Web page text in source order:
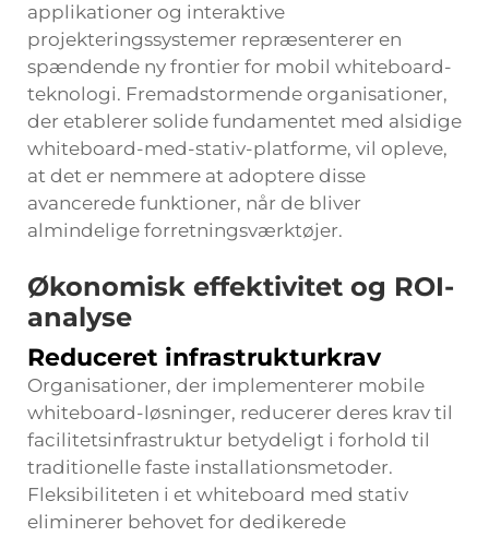
applikationer og interaktive
projekteringssystemer repræsenterer en
spændende ny frontier for mobil whiteboard-
teknologi. Fremadstormende organisationer,
der etablerer solide fundamentet med alsidige
whiteboard-med-stativ-platforme, vil opleve,
at det er nemmere at adoptere disse
avancerede funktioner, når de bliver
almindelige forretningsværktøjer.
Økonomisk effektivitet og ROI-
analyse
Reduceret infrastrukturkrav
Organisationer, der implementerer mobile
whiteboard-løsninger, reducerer deres krav til
facilitetsinfrastruktur betydeligt i forhold til
traditionelle faste installationsmetoder.
Fleksibiliteten i et whiteboard med stativ
eliminerer behovet for dedikerede